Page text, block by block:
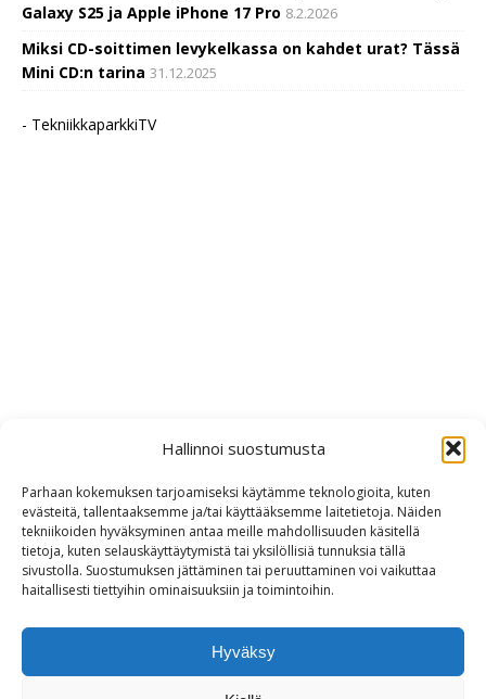
Hallinnoi suostumusta
Parhaan kokemuksen tarjoamiseksi käytämme teknologioita, kuten
evästeitä, tallentaaksemme ja/tai käyttääksemme laitetietoja. Näiden
tekniikoiden hyväksyminen antaa meille mahdollisuuden käsitellä
tietoja, kuten selauskäyttäytymistä tai yksilöllisiä tunnuksia tällä
sivustolla. Suostumuksen jättäminen tai peruuttaminen voi vaikuttaa
haitallisesti tiettyihin ominaisuuksiin ja toimintoihin.
Hyväksy
Galaxy S25 ja Apple iPhone 17 Pro 8.2.2026
Miksi CD-soittimen levykelkassa on kahdet urat? Tässä
Mini CD:n tarina 31.12.2025
- TekniikkaparkkiTV